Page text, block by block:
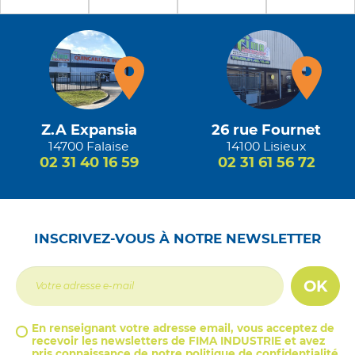
Z.A Expansia
14700 Falaise
02 31 40 16 59
26 rue Fournet
14100 Lisieux
02 31 61 56 72
INSCRIVEZ-VOUS À NOTRE NEWSLETTER
OK
En renseignant votre adresse email, vous acceptez de
recevoir les newsletters de FIMA INDUSTRIE et avez